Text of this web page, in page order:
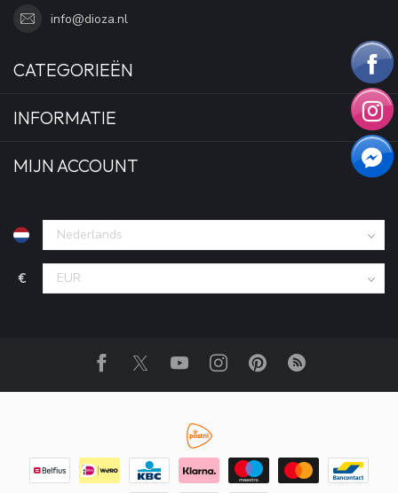
info@dioza.nl
CATEGORIEËN
INFORMATIE
MIJN ACCOUNT
€